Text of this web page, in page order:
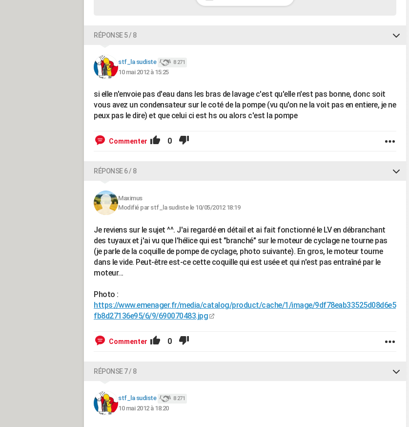
RÉPONSE 5 / 8
stf_la sudiste 8 271
10 mai 2012 à 15:25
si elle n'envoie pas d'eau dans les bras de lavage c'est qu'elle n'est pas bonne, donc soit
vous avez un condensateur sur le coté de la pompe (vu qu'on ne la voit pas en entiere, je ne
peux pas le dire) et que celui ci est hs ou alors c'est la pompe
Commenter 0
RÉPONSE 6 / 8
Maximus
Modifié par stf_la sudiste le 10/05/2012 18:19
Je reviens sur le sujet ^^. J'ai regardé en détail et ai fait fonctionné le LV en débranchant
des tuyaux et j'ai vu que l'hélice qui est "branché" sur le moteur de cyclage ne tourne pas
(je parle de la coquille de pompe de cyclage, photo suivante). En gros, le moteur tourne
dans le vide. Peut-être est-ce cette coquille qui est usée et qui n'est pas entraîné par le
moteur...
Photo :
https://www.emenager.fr/media/catalog/product/cache/1/image/9df78eab33525d08d6e5
fb8d27136e95/6/9/690070483.jpg
Commenter 0
RÉPONSE 7 / 8
stf_la sudiste 8 271
10 mai 2012 à 18:20